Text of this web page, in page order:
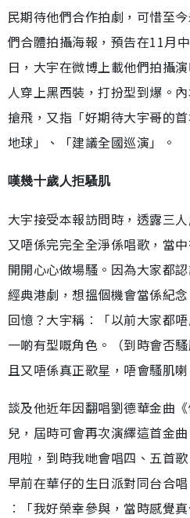
民期待他們合作拍劇，可惜至
們合體拍攝海報，預告在11月
日，大宇在微博上載他們拍攝
人穿上黑西裝，打扮型到爆。
搶飛，又指「好期待大宇哥的
地球」、「建議全國巡演」。
嘆幾十歲人拒騷肌
大宇接受本報訪問時，透露三
又唔係完完全全淨係唱歌，當
開開心心做場騷。因為大家都
經典港劇，想搵個機會當係紀
回憶？大宇稱︰「以前大家都
一啲有型嘅角色。（到時會否
且又唔係真正歌星，唔會騷肌喇
談及他近年因翻唱劉德華金曲
兒，屆時可會再次演繹這首金
甩啦，到時我哋會唱四、五首
早前在華仔的生日派對同台合
︰「我好榮幸參與，當時感覺真